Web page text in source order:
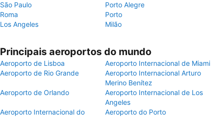
São Paulo
Porto Alegre
Roma
Porto
Los Angeles
Milão
Principais aeroportos do mundo
Aeroporto de Lisboa
Aeroporto Internacional de Miami
Aeroporto de Rio Grande
Aeroporto Internacional Arturo
Merino Benítez
Aeroporto de Orlando
Aeroporto Internacional de Los
Angeles
Aeroporto Internacional do
Aeroporto do Porto